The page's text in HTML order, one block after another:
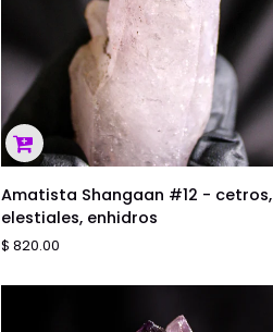
AGREGAR AL CARRITO
Amatista
Shangaan
-
Amatista Shangaan #12 - cetros,
elestiales, enhidros
$ 820.00